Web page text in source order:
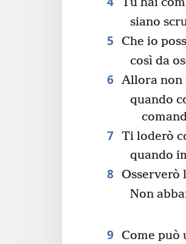
Tu hai
siano
5 Che io
così da
6 Allora non
quando
7 Ti loderò
quando
8 Osserverò
Non
9 Come può